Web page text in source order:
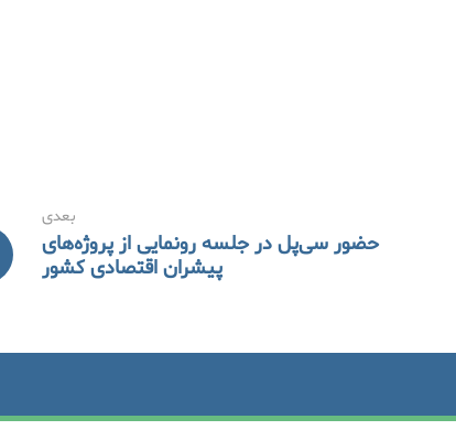
بعدی
حضور سی‌پل در جلسه رونمایی از پروژه‌های
پیشران اقتصادی کشور